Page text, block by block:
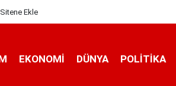
Sitene Ekle
EKONOMI DÜNYA POLİTİKA